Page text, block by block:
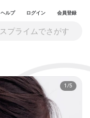
ヘルプ ログイン 会員登録
1/5